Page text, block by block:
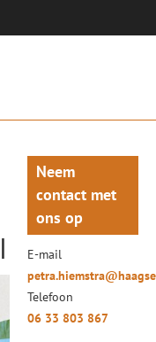
Neem
contact met
ons op
E-mail
Telefoon
06 33 803 867